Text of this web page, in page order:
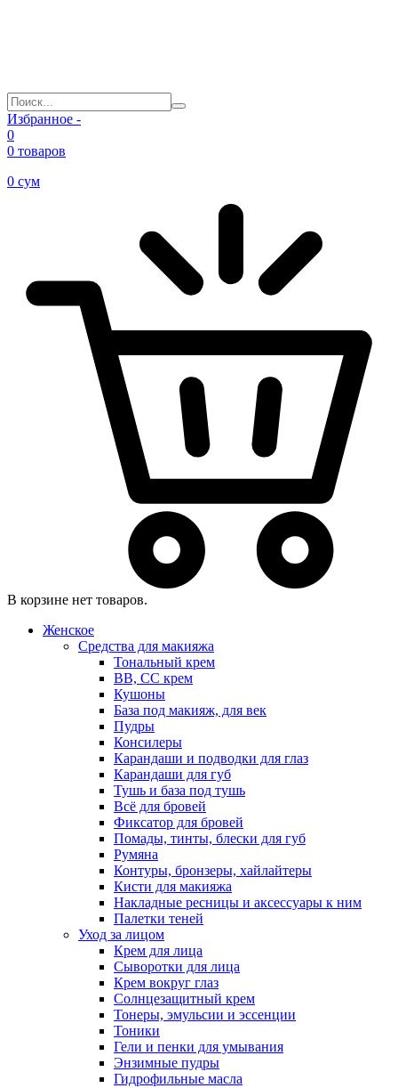
Избранное -
0
0 товаров
0 сум
В корзине нет товаров.
Женское
Средства для макияжа
Тональный крем
BB, CC крем
Кушоны
База под макияж, для век
Пудры
Консилеры
Карандаши и подводки для глаз
Карандаши для губ
Тушь и база под тушь
Всё для бровей
Фиксатор для бровей
Помады, тинты, блески для губ
Румяна
Контуры, бронзеры, хайлайтеры
Кисти для макияжа
Накладные ресницы и аксессуары к ним
Палетки теней
Уход за лицом
Крем для лица
Сыворотки для лица
Крем вокруг глаз
Солнцезащитный крем
Тонеры, эмульсии и эссенции
Тоники
Гели и пенки для умывания
Энзимные пудры
Гидрофильные масла